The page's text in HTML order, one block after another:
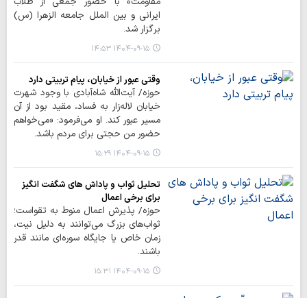
ایرانی و بین الملل جامعه الزهرا (س)
برگزار شد.
۱۴۰۴-۰۹-۱۵ ۱۴:۵۳
وقتی عبور از خیابان، پیام تربیتی دارد
حوزه/ آیت‌الله شاه‌آبادی با وجود شهرت
خیابان لاله‌زار به فساد، مقید بود از آن
مسیر عبور کند. او می‌فرمود: «می‌خواهم
حضور من حجتی برای مردم باشد.
۱۴۰۴-۰۹-۱۵ ۱۵:۲۹
تحلیل ثواب و پاداش های شگفت انگیز
برای برخی اعمال
حوزه/ پذیرش اعمال منوط به تقواست؛
ثواب‌های بزرگ می‌توانند به دلیل نیت،
زمان خاص یا جایگاه سوره‌ای مانند قدر
باشند.
۱۴۰۴-۰۹-۱۵ ۱۵:۳۱